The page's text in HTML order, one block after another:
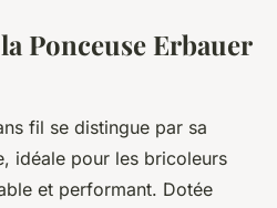
Ponceuse Erbauer
fil se distingue par sa
idéale pour les bricoleurs
et performant. Dotée